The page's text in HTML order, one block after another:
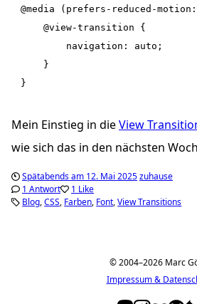
@media (prefers-reduced-
Mein Einstieg in dieView
wie sich das in den nächsten
Spätabends am 12. Mai 2025zuhause
1 Antwort
1 Like
Blog CSS Farben Font View Transitions
© 2004–2026 Marc
Impressum &